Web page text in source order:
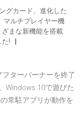
グカード、進化した
マルチプレイヤー機
まな新機能を搭載
!
ターバーナーを終了
Windows 10で遊びた
常駐アプリが動作を